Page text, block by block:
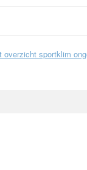
overzicht sportklim